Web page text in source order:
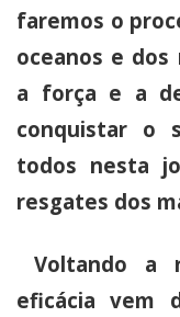
faremos o
oceanos e dos
a força e a
conquistar o
todos nesta
resgates dos
Voltando a
eficácia vem